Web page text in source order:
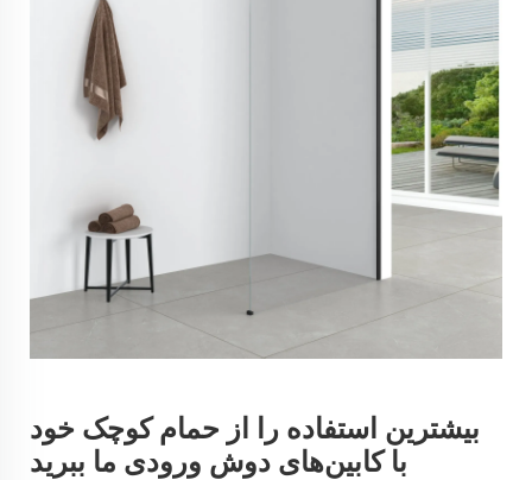
بیشترین استفاده را از حمام کوچک خود
با کابین‌های دوش ورودی ما ببرید